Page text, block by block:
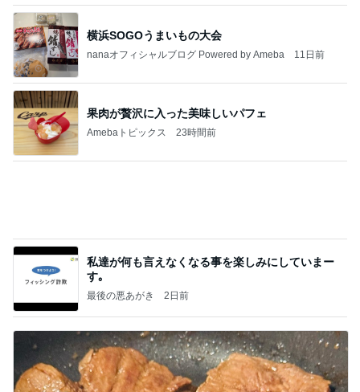
横浜SOGOうまいもの大会
nanaオフィシャルブログ Powered by Ameba 11日前
果肉が贅沢に入った美味しいパフェ
Amebaトピックス 23時間前
私達が何も言えなくなる事を楽しみにしていまー
す｡
最後の悪あがき 2日前